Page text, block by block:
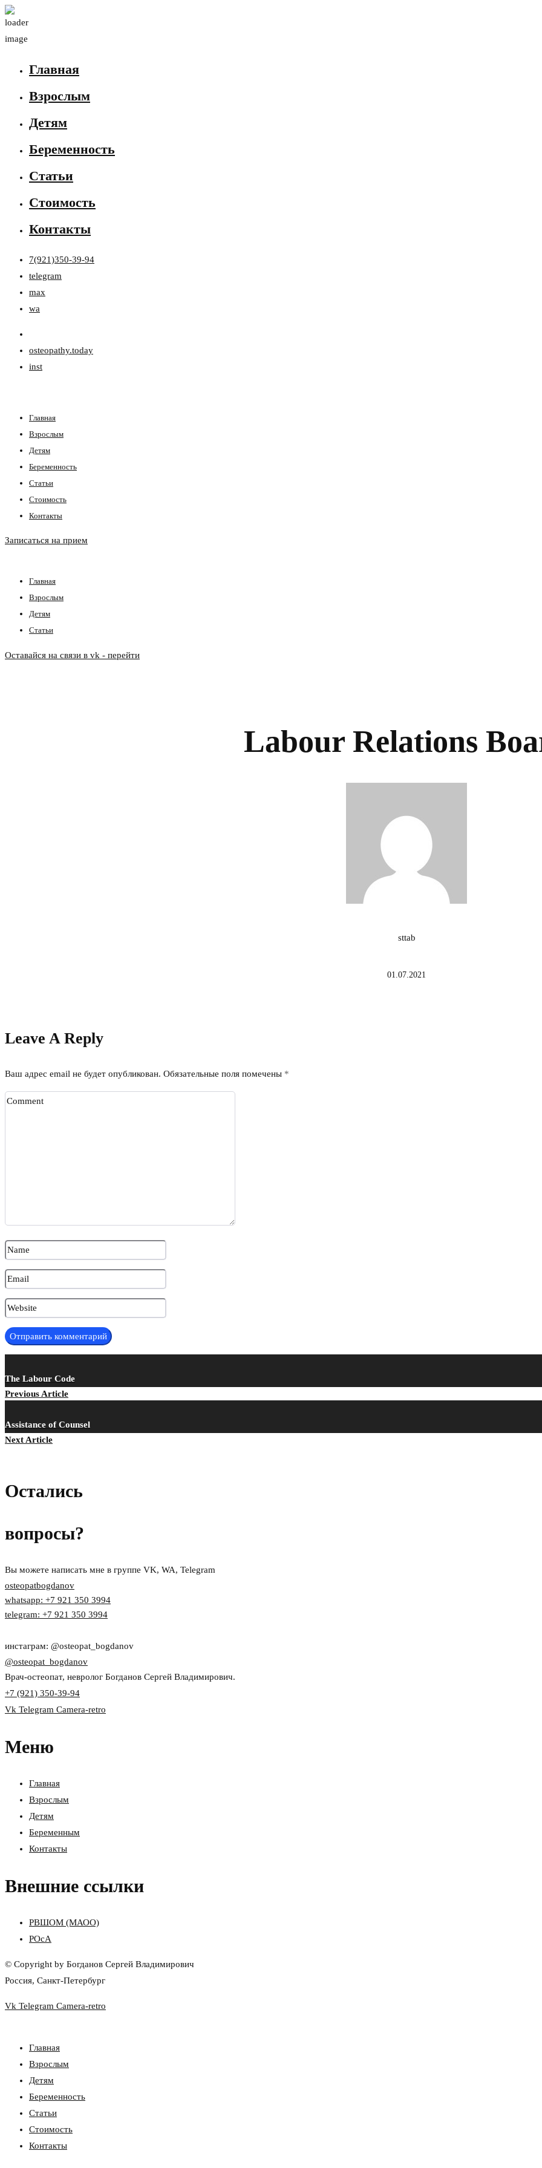
Главная
Взрослым
Детям
Беременность
Статьи
Стоимость
Контакты
7(921)350-39-94
telegram
max
wa
osteopathy.today
inst
Главная
Взрослым
Детям
Беременность
Статьи
Стоимость
Контакты
Записаться на прием
Главная
Взрослым
Детям
Статьи
Оставайся на связи в vk - перейти
Labour Relations
sttab
01.07.2021
Leave A Reply
Ваш адрес email не будет опубликован. Обязательные поля помечены *
The Labour Code
Previous Article
Assistance of Counsel
Next Article
Остались
вопросы?
Вы можете написать мне в группе VK, WA, Telegram
osteopatbogdanov
whatsapp: +7 921 350 3994
telegram: +7 921 350 3994
инстаграм: @osteopat_bogdanov
@osteopat_bogdanov
Врач-остеопат, невролог Богданов Сергей Владимирович.
+7 (921) 350-39-94
Vk Telegram Camera-retro
Меню
Главная
Взрослым
Детям
Беременным
Контакты
Внешние ссылки
РВШОМ (МАОО)
РОсА
© Copyright by Богданов Сергей Владимирович
Россия, Санкт-Петербург
Vk Telegram Camera-retro
Главная
Взрослым
Детям
Беременность
Статьи
Стоимость
Контакты